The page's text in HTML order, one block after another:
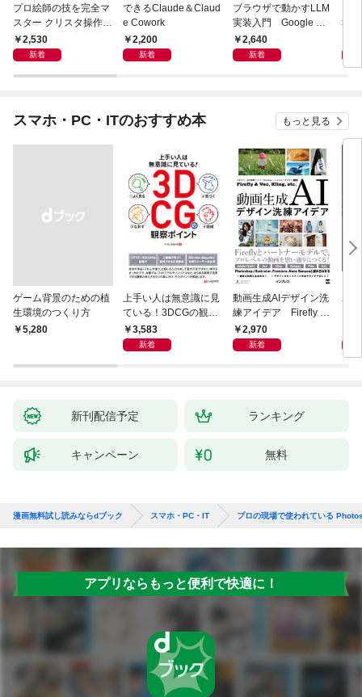
プロ絵師の技を完全マ
スター クリスタ操作術
決定版 改訂2版 CLIP S
TUDIO PAINT PRO/E
2,530
新着
できるClaude＆Claud
e Cowork
2,200
新着
ブラウザで動かすLLM
実装入門 Google Col
aboratoryで実践するL
LM・RAG・ファイン
2,640
新着
報
スマホ・PC・ITのおすすめ本 もっと見る
ゲーム背景のための植
生環境のつくり方
￥5,280
上手い人は無意識に見
ている！3DCGの観察
ポイント
3,583
新着
動画生成AIデザイン洗
練アイデア Firefly &
Veo， Kling， etc.
2,970
新着
ユ
新刊配信予定 ランキング
キャンペーン 無料
漫画無料試し読みならdブック スマホ・PC・IT プロの現場で使われている
アプリならもっと便利で快適に！